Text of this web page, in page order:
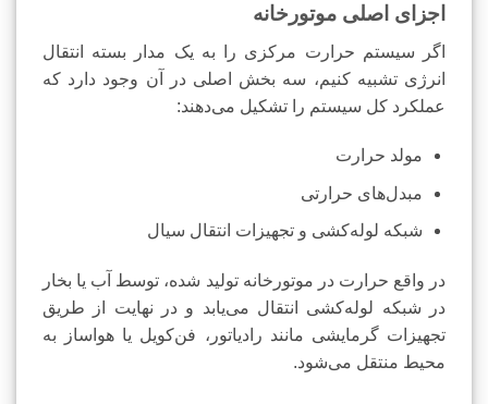
اجزای اصلی موتورخانه
اگر سیستم حرارت مرکزی را به یک مدار بسته انتقال
انرژی تشبیه کنیم، سه بخش اصلی در آن وجود دارد که
عملکرد کل سیستم را تشکیل می‌دهند:
مولد حرارت
مبدل‌های حرارتی
شبکه لوله‌کشی و تجهیزات انتقال سیال
در واقع حرارت در موتورخانه تولید شده، توسط آب یا بخار
در شبکه لوله‌کشی انتقال می‌یابد و در نهایت از طریق
تجهیزات گرمایشی مانند رادیاتور، فن‌کویل یا هواساز به
محیط منتقل می‌شود.